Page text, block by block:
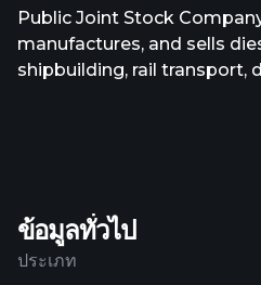
Public Joint Stock
manufactures, and sells
shipbuilding, rail transport,
ship gearboxes. It also
supervision,
ข้อมูลทั่วไป
ประเภท